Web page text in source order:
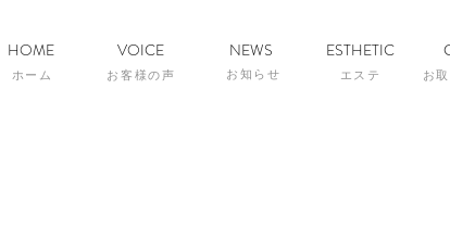
HOME VOICE NEWS ESTHETIC
ホーム お客様の声 お知らせ エステ お